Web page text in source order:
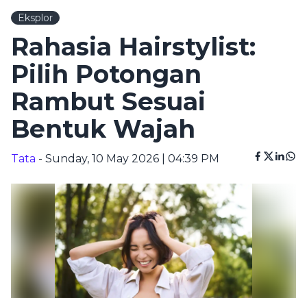
Eksplor
Rahasia Hairstylist:
Pilih Potongan
Rambut Sesuai
Bentuk Wajah
Tata - Sunday, 10 May 2026 | 04:39 PM